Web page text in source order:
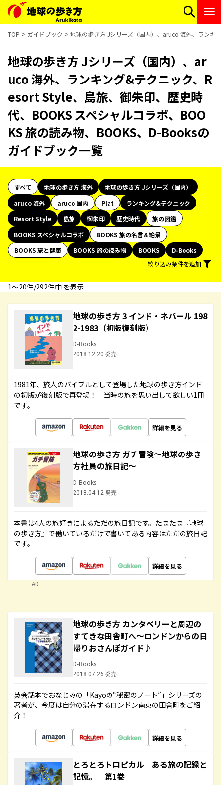
TOP ガイドブック 地球の歩き方 Jシリーズ（国内）、aruco 海外、ランキ
地球の歩き方 Jシリーズ（国内）、ar
uco 海外、ランキング&テクニック、R
esort Style、島旅、御朱印、歴史時
代、BOOKS スペシャルコラボ、BOO
KS 旅の読み物、BOOKS、D-Booksの
ガイドブック一覧
すべて 地球の歩き方 海外
地球の歩き方 Jシリーズ（国内）
aruco 海外
aruco 国内 Plat
ランキング&テクニック
Resort Style
島旅 御朱印 歴史時代
旅の図鑑
BOOKS スペシャルコラボ
BOOKS 旅の名言＆絶景
BOOKS 旅と健康
BOOKS 旅の読み物 BOOKS
D-Books
絞り込み条件を追加
1〜20件/292件中 を表示
地球の歩き方 3 インド・ネパール 198
2-1983（初版復刻版）
D-Books
2018.12.20 発売
1981年、旅人のバイブルとして登場した地球の歩き方インド
の初版が復刻版で再登場！ 当時の旅を思い出して欲しい1冊
です。
詳細を見る
地球の歩き方 ガチ冒険～地球の歩き
方社員の旅日記～
D-Books
2018.04.12 発売
本書は4人の旅好きによるただの旅日記です。たまたま『地球
の歩き方』で働いているだけで書いてある内容はただの旅日記
です。
詳細を見る
AD
地球の歩き方 カンタベリーと周辺の
すてきな田舎町へ～ロンドンからの日
帰りおさんぽガイド♪
D-Books
2018.07.26 発売
英会話本でおなじみの「Kayoの“秘密のノート”」シリーズの
著者が、今度は自分の滞在するロンドン南東の田舎町をご紹
介！
詳細を見る
とろとろトロピカル ある旅の記録と
記憶。 第1巻